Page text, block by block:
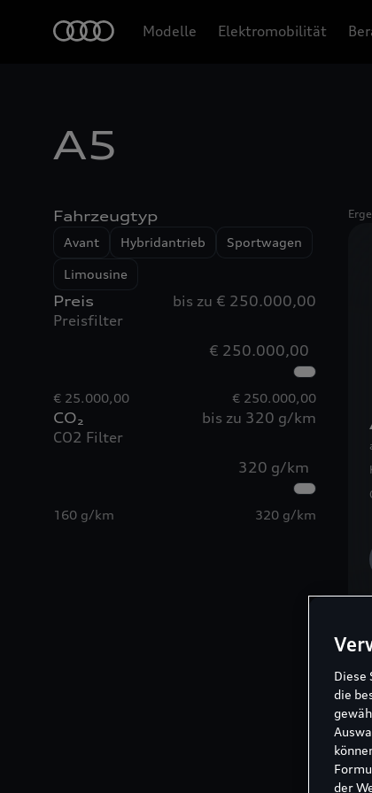
Modelle Elektromobilität
A5
Fahrzeugtyp
Avant Hybridantrieb Sportwagen
Limousine
Preis
bis zu € 250.000,00
Preisfilter
€ 250.000,00
€ 25.000,00 € 250.000,00
CO₂
bis zu 320 g/km
CO2 Filter
320 g/km
160 g/km 320 g/km
Diese
die
der